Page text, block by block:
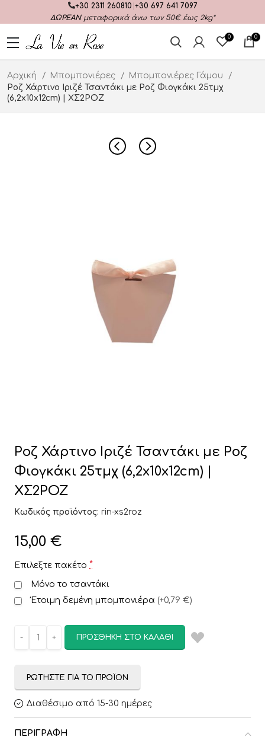
+30 2311 260810 +30 697 641 7097
ΔΩΡΕΑΝμεταφορικά άνω των 50€ έως 2kg*
0 0
Αρχική Μπομπονιέρες
Μπομπονιέρες Γάμου
Ροζ Χάρτινο Ιριζέ Τσαντάκι με Ροζ Φιογκάκι 25τμχ
(6,2x10x12cm) | ΧΣ2ΡΟΖ
Ροζ Χάρτινο Ιριζέ Τσαντάκι με Ροζ
Φιογκάκι 25τμχ (6,2x10x12cm) |
ΧΣ2ΡΟΖ
Κωδικός προϊόντος: rin-xs2roz
15,00 €
Επιλεξτε πακέτο *
Μόνο το τσαντάκι
Έτοιμη δεμένη μπομπονιέρα (+0,79 €)
ΠΡΟΣΘΉΚΗ ΣΤΟ ΚΑΛΆΘΙ
ΡΩΤΉΣΤΕ ΓΙΑ ΤΟ ΠΡΟΪΌΝ
Διαθέσιμο από 15-30 ημέρες
ΠΕΡΙΓΡΑΦΉ